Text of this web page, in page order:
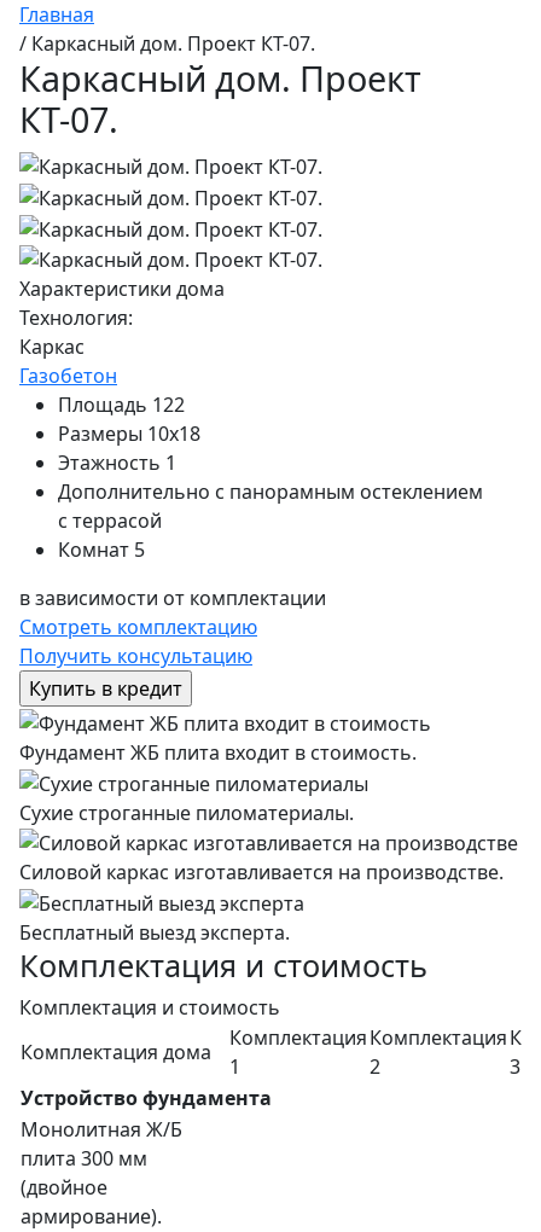
Главная
/ Каркасный дом. Проект КТ-07.
Каркасный дом. Проект
КТ-07.
Характеристики дома
Технология:
Каркас
Газобетон
Площадь 122
Размеры 10x18
Этажность 1
Дополнительно с панорамным остеклением
с террасой
Комнат 5
в зависимости от комплектации
Смотреть комплектацию
Получить консультацию
Фундамент ЖБ плита входит в стоимость.
Сухие строганные пиломатериалы.
Силовой каркас изготавливается на производстве.
Бесплатный выезд эксперта.
Комплектация и стоимость
Комплектация и стоимость
Комплектация дома
Комплектация
1
Комплектация
2
3
Устройство фундамента
Монолитная Ж/Б
плита 300 мм
(двойное
армирование).